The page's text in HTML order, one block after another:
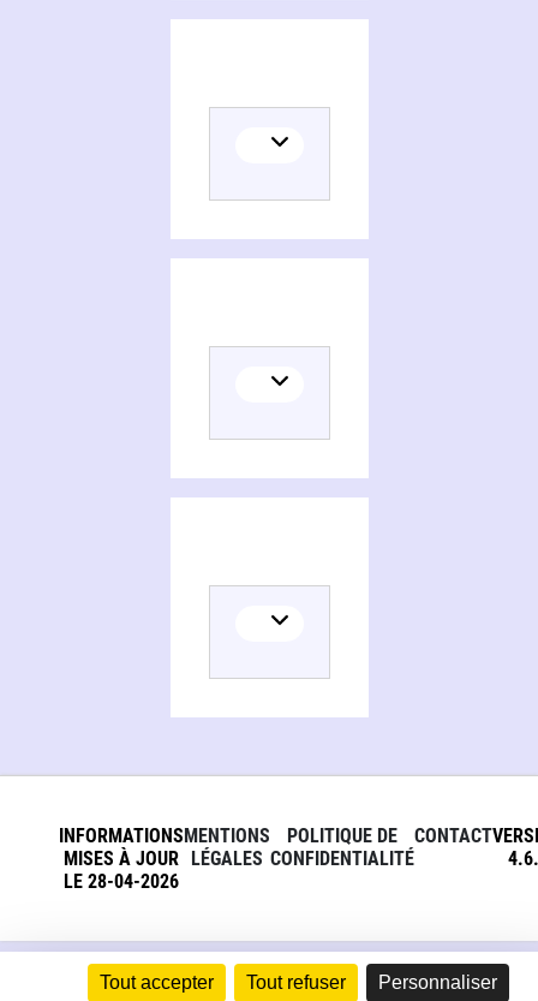
Tout accepter Tout refuser Personnaliser
INFORMATIONS
MISES À JOUR
LE 28-04-2026
MENTIONS
LÉGALES
POLITIQUE DE
CONFIDENTIALITÉ
CONTACT